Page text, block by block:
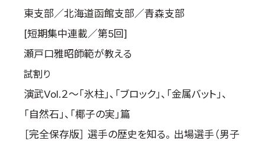
東支部／北海道函館支部／青森支部
[短期集中連載／第5回]
瀬戸口雅昭師範が教える
試割り
演武Vol.２～「氷柱」、「ブロック」、「金属バット」、
「自然石」、「椰子の実」篇
［完全保存版］ 選手の歴史を知る。 出場選手（男子